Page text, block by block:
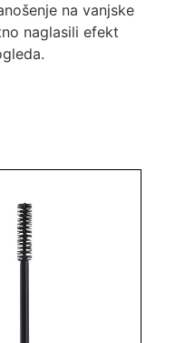
na vanjske
naglasili efekt